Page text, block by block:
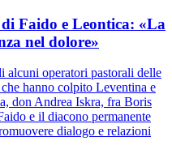
Faido e Leontica: «La
nel dolore»
alcuni operatori pastorali delle
hanno colpito Leventina e
don Andrea Iskra, fra Boris
e il diacono permanente
dialogo e relazioni